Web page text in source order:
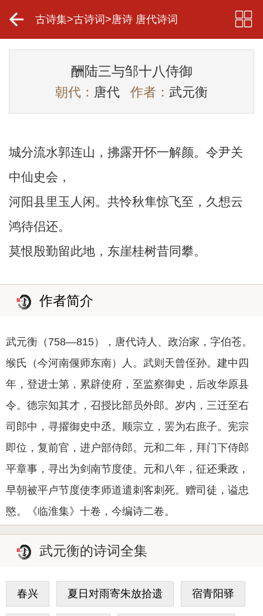
古诗集>古诗词 >唐诗 唐代诗词
酬陆三与邹十八侍御
朝代： 唐代 作者： 武元衡
城分流水郭连山，拂露开怀一解颜。令尹关
中仙史会，
河阳县里玉人闲。共怜秋隼惊飞至，久想云
鸿待侣还。
莫恨殷勤留此地，东崖桂树昔同攀。
作者简介
武元衡（758―815），唐代诗人、政治家，字伯苍。
缑氏（今河南偃师东南）人。武则天曾侄孙。建中四
年，登进士第，累辟使府，至监察御史，后改华原县
令。德宗知其才，召授比部员外郎。岁内，三迁至右
司郎中，寻擢御史中丞。顺宗立，罢为右庶子。宪宗
即位，复前官，进户部侍郎。元和二年，拜门下侍郎
平章事，寻出为剑南节度使。元和八年，征还秉政，
早朝被平卢节度使李师道遣刺客刺死。赠司徒，谥忠
愍。《临淮集》十卷，今编诗二卷。
武元衡的诗词全集
春兴 夏日对雨寄朱放拾遗 宿青阳驿